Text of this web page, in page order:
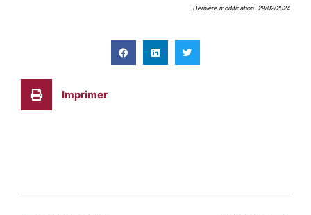
Dernière modification: 29/02/2024
Imprimer